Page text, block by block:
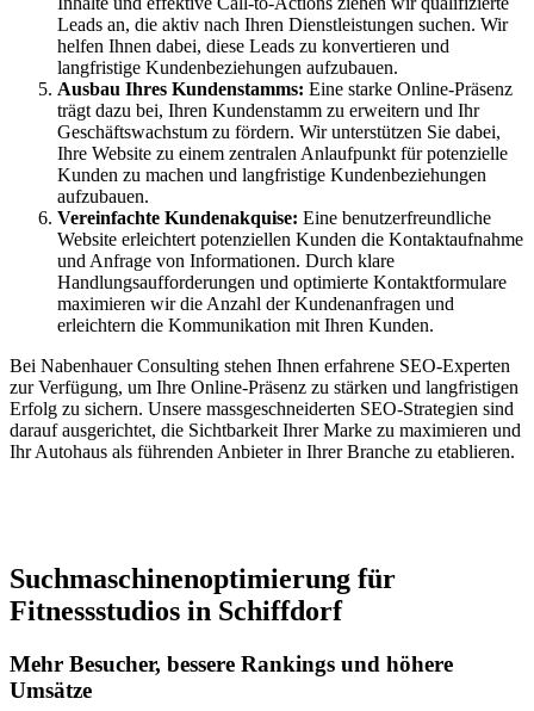
Leads an, die aktiv nach Ihren Dienstleistungen suchen. Wir
helfen Ihnen dabei, diese Leads zu konvertieren und
langfristige Kundenbeziehungen aufzubauen.
Ausbau Ihres Kundenstamms: Eine starke Online-Präsenz
trägt dazu bei, Ihren Kundenstamm zu erweitern und Ihr
Geschäftswachstum zu fördern. Wir unterstützen Sie dabei,
Ihre Website zu einem zentralen Anlaufpunkt für potenzielle
Kunden zu machen und langfristige Kundenbeziehungen
aufzubauen.
Vereinfachte Kundenakquise: Eine benutzerfreundliche
Website erleichtert potenziellen Kunden die Kontaktaufnahme
und Anfrage von Informationen. Durch klare
Handlungsaufforderungen und optimierte Kontaktformulare
maximieren wir die Anzahl der Kundenanfragen und
erleichtern die Kommunikation mit Ihren Kunden.
Bei Nabenhauer Consulting stehen Ihnen erfahrene SEO-Experten
zur Verfügung, um Ihre Online-Präsenz zu stärken und langfristigen
Erfolg zu sichern. Unsere massgeschneiderten SEO-Strategien sind
darauf ausgerichtet, die Sichtbarkeit Ihrer Marke zu maximieren und
Ihr Autohaus als führenden Anbieter in Ihrer Branche zu etablieren.
Suchmaschinenoptimierung für
Fitnessstudios in Schiffdorf
Mehr Besucher, bessere Rankings und höhere
Umsätze